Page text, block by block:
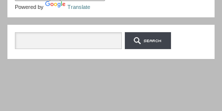
Powered by Translate